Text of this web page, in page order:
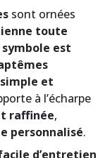
sont ornées
toute
est
et
à l’écharpe
raffinée,
personnalisé.
d’entretien